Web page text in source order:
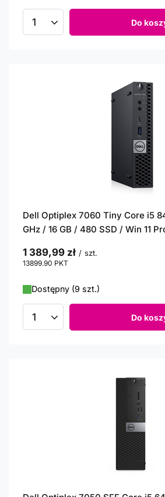
Ilość produktów Do
Dell Optiplex 7060 Tiny Core i5
GHz / 16 GB / 480 SSD / Win 11
1 389,99 zł / szt.
13899.90 PKT
Dostępny (9 szt.)
Ilość produktów Do